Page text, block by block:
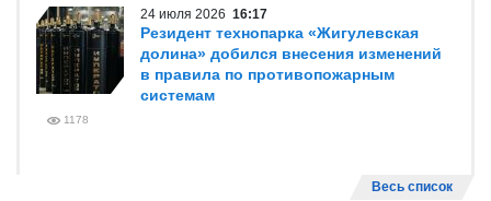
24 июля 2026 16:17
Резидент технопарка «Жигулевская
долина» добился внесения изменений
в правила по противопожарным
системам
1178
Весь список